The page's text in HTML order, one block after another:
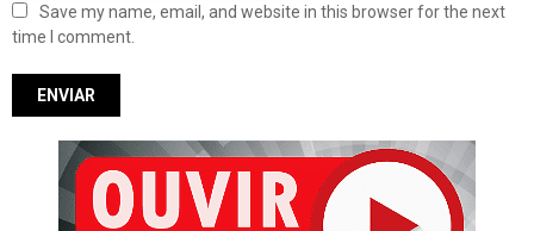
Save my name, email, and website in this browser for the next
time I comment.